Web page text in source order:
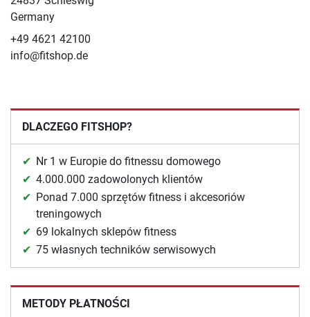
Germany
+49 4621 42100
info@fitshop.de
DLACZEGO FITSHOP?
Nr 1 w Europie do fitnessu domowego
4.000.000 zadowolonych klientów
Ponad 7.000 sprzętów fitness i akcesoriów
treningowych
69 lokalnych sklepów fitness
75 własnych techników serwisowych
METODY PŁATNOŚCI